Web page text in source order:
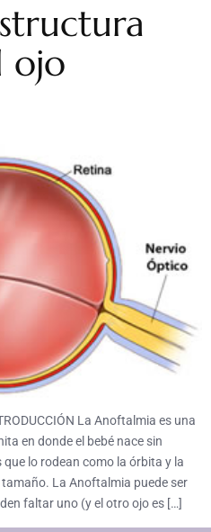
ojo
La Anoftalmia es una
en donde el bebé nace sin
lo rodean como la órbita y la
La Anoftalmia puede ser
faltar uno (y el otro ojo es […]